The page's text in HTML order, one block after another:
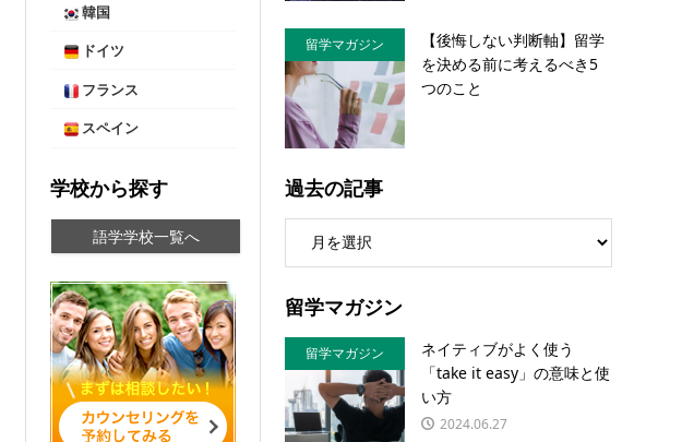
韓国
ドイツ
フランス
スペイン
学校から探す
語学学校一覧へ
留学マガジン
【後悔しない判断軸】留学
を決める前に考えるべき5
つのこと
過去の記事
留学マガジン
留学マガジン
ネイティブがよく使う
「take it easy」の意味と使
い方
2024.06.27